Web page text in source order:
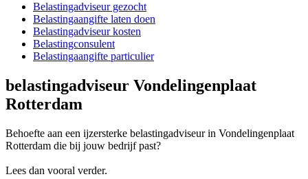
Belastingadviseur gezocht
Belastingaangifte laten doen
Belastingadviseur kosten
Belastingconsulent
Belastingaangifte particulier
belastingadviseur Vondelingenplaat
Rotterdam
Behoefte aan een ijzersterke belastingadviseur in Vondelingenplaat
Rotterdam die bij jouw bedrijf past?
Lees dan vooral verder.